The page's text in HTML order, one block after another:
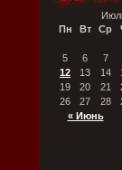
Пн
Вт Ср
« Июнь
5
6 7
12
13 14
19
20 21
26
27 28